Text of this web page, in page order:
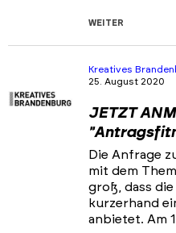
WEITER
Kreatives
25. August 2020
JETZT
Die Anfrage
mit dem
groß, dass
kurzerhand
anbietet. Am